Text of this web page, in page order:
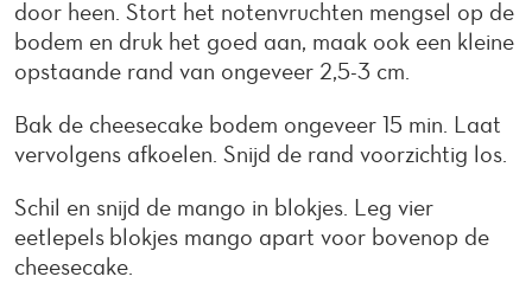
door heen. Stort het notenvruchten mengsel op de
bodem en druk het goed aan, maak ook een kleine
opstaande rand van ongeveer 2,5-3 cm.
Bak de cheesecake bodem ongeveer 15 min. Laat
vervolgens afkoelen. Snijd de rand voorzichtig los.
Schil en snijd de mango in blokjes. Leg vier
eetlepels blokjes mango apart voor bovenop de
cheesecake.